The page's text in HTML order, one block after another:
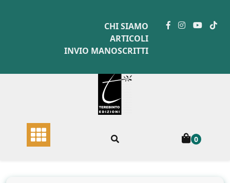
CHI SIAMO
ARTICOLI
INVIO MANOSCRITTI
0